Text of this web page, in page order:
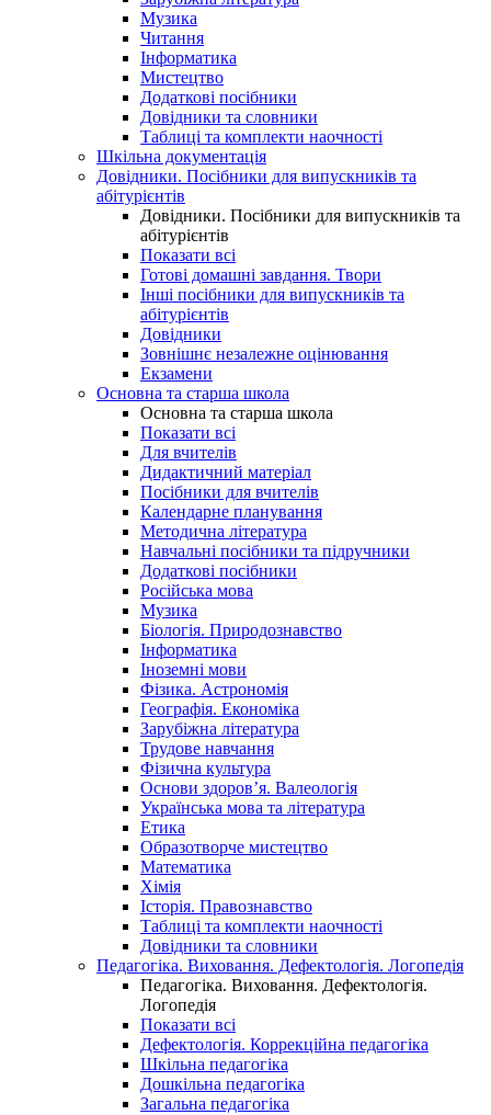
Музика
Читання
Інформатика
Мистецтво
Додаткові посібники
Довідники та словники
Таблиці та комплекти наочності
Шкільна документація
Довідники. Посібники для випускників та
абітурієнтів
Довідники. Посібники для випускників та
абітурієнтів
Показати всі
Готові домашні завдання. Твори
Інші посібники для випускників та
абітурієнтів
Довідники
Зовнішнє незалежне оцінювання
Екзамени
Основна та старша школа
Основна та старша школа
Показати всі
Для вчителів
Дидактичний матеріал
Посібники для вчителів
Календарне планування
Методична література
Навчальні посібники та підручники
Додаткові посібники
Російська мова
Музика
Біологія. Природознавство
Інформатика
Іноземні мови
Фізика. Астрономія
Географія. Економіка
Зарубіжна література
Трудове навчання
Фізична культура
Основи здоров’я. Валеологія
Українська мова та література
Етика
Образотворче мистецтво
Математика
Хімія
Історія. Правознавство
Таблиці та комплекти наочності
Довідники та словники
Педагогіка. Виховання. Дефектологія. Логопедія
Педагогіка. Виховання. Дефектологія.
Логопедія
Показати всі
Дефектологія. Коррекційна педагогіка
Шкільна педагогіка
Дошкільна педагогіка
Загальна педагогіка